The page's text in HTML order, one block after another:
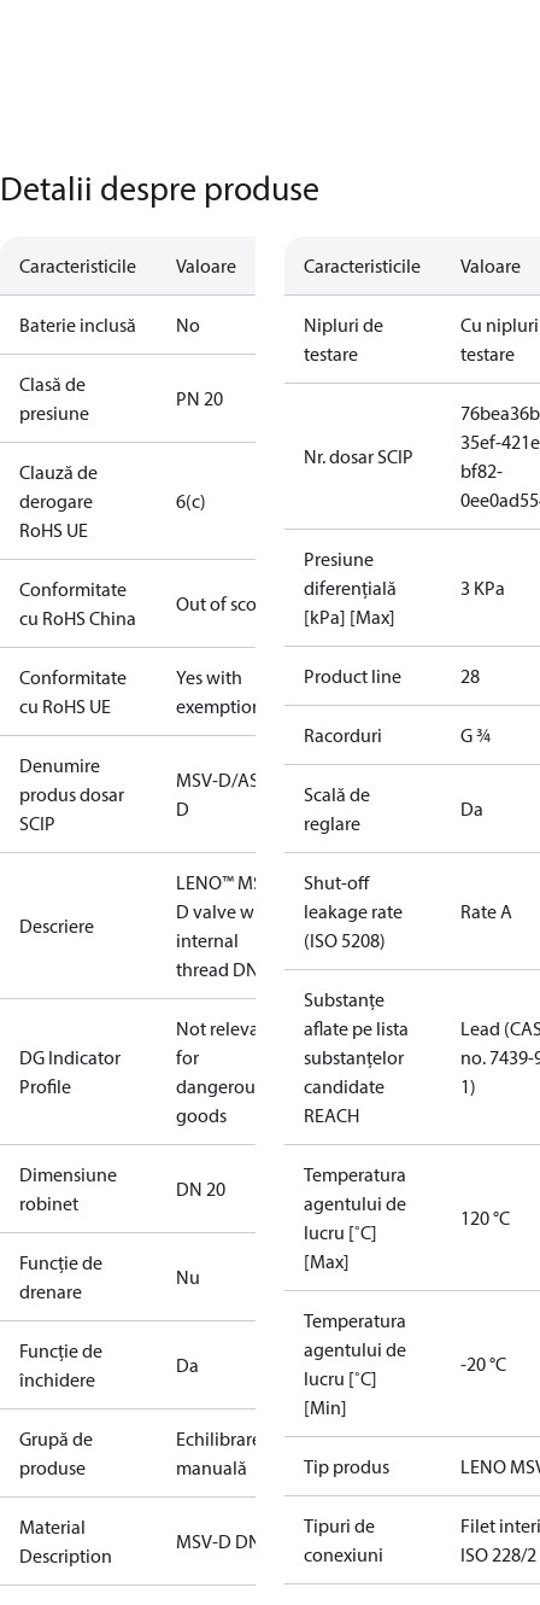
Detalii despre produse
Caracteristicile Valoare
Baterie inclusă No
Clasă de
presiune
PN 20
Clauză de
derogare
RoHS UE
6(c)
Conformitate
cu RoHS China
Out of scope
Conformitate
cu RoHS UE
Yes with
exemptions
Denumire
produs dosar
SCIP
MSV-D/ASV-
D
Descriere
LENO™ MSV-
D valve with
internal
thread DN 20
DG Indicator
Profile
Not relevant
for
dangerous
goods
Dimensiune
robinet
DN 20
Funcție de
drenare
Nu
Funcție de
închidere
Da
Grupă de
produse
Echilibrare
manuală
Material
Description
MSV-D DN20
Caracteristicile Valoare
Nipluri de
testare
Cu
testare
Nr. dosar SCIP
35ef-
bf82-
Presiune
diferențială
[kPa] [Max]
3 KPa
Product line 28
Racorduri G ¾
Scală de
reglare
Da
Shut-off
leakage rate
(ISO 5208)
Rate A
Substanțe
aflate pe lista
substanțelor
candidate
REACH
Lead
no. 7439-
1)
Temperatura
agentului de
lucru [˚C]
[Max]
120 °C
Temperatura
agentului de
lucru [˚C]
[Min]
-20 °C
Tip produs LENO
Tipuri de
conexiuni
Filet
ISO 228/2